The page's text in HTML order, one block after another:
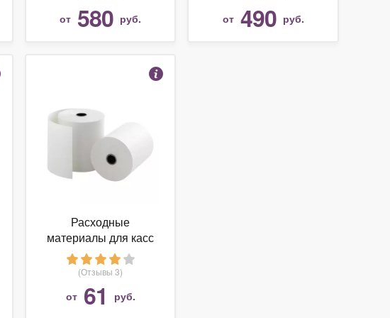
от 580 руб. от 490 руб.
Расходные
материалы для касс
НБК / Севит 57x80x12
термо
(Отзывы 3)
от 61 руб.